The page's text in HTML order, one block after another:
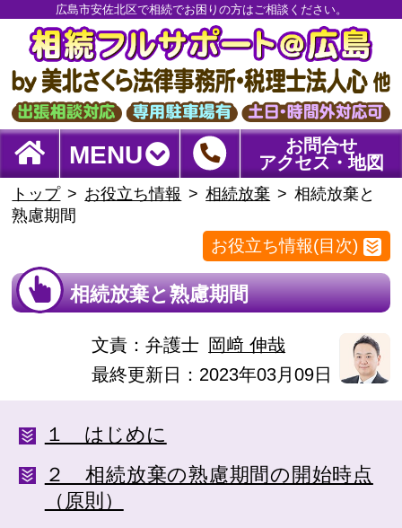
広島市安佐北区で相続でお困りの方はご相談ください。
MENU
お問合せ
アクセス・地図
トップ お役立ち情報 相続放棄
相続放棄と
熟慮期間
お役立ち情報(目次)
相続放棄と熟慮期間
文責：弁護士 岡﨑 伸哉
最終更新日：2023年03月09日
１ はじめに
２ 相続放棄の熟慮期間の開始時点
（原則）